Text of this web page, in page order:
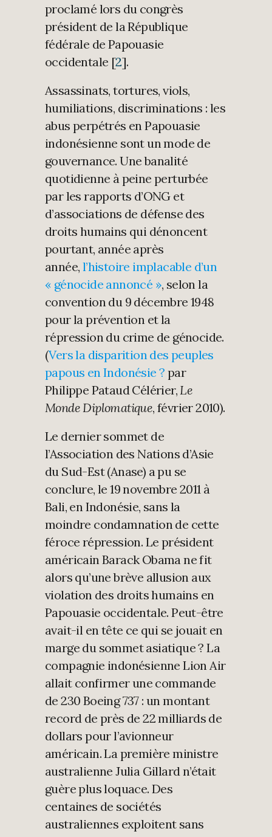
proclamé lors du congrès
président de la République
fédérale de Papouasie
occidentale [2].
Assassinats, tortures, viols,
humiliations, discriminations : les
abus perpétrés en Papouasie
indonésienne sont un mode de
gouvernance. Une banalité
quotidienne à peine perturbée
par les rapports d’ONG et
d’associations de défense des
droits humains qui dénoncent
pourtant, année après
année, l’histoire implacable d’un
« génocide annoncé », selon la
convention du 9 décembre 1948
pour la prévention et la
répression du crime de génocide.
(Vers la disparition des peuples
papous en Indonésie ? par
Philippe Pataud Célérier, Le
Monde Diplomatique, février 2010).
Le dernier sommet de
l’Association des Nations d’Asie
du Sud-Est (Anase) a pu se
conclure, le 19 novembre 2011 à
Bali, en Indonésie, sans la
moindre condamnation de cette
féroce répression. Le président
américain Barack Obama ne fit
alors qu’une brève allusion aux
violation des droits humains en
Papouasie occidentale. Peut-être
avait-il en tête ce qui se jouait en
marge du sommet asiatique ? La
compagnie indonésienne Lion Air
allait confirmer une commande
de 230 Boeing 737 : un montant
record de près de 22 milliards de
dollars pour l’avionneur
américain. La première ministre
australienne Julia Gillard n’était
guère plus loquace. Des
centaines de sociétés
australiennes exploitent sans